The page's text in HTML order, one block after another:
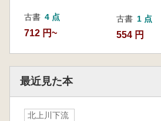
古書 4 点
712 円~
古書 1 点
554 円
最近見た本
北上川下流